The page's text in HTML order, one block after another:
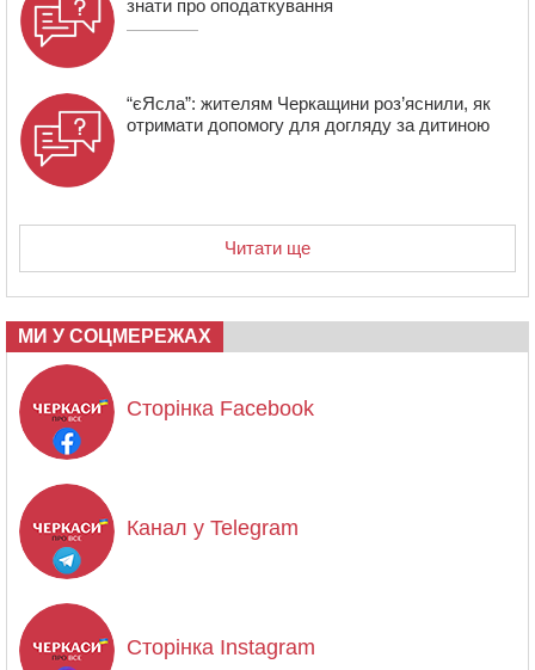
знати про оподаткування
“єЯсла”: жителям Черкащини роз’яснили, як
отримати допомогу для догляду за дитиною
Читати ще
МИ У СОЦМЕРЕЖАХ
Сторінка Facebook
Канал у Telegram
Сторінка Instagram